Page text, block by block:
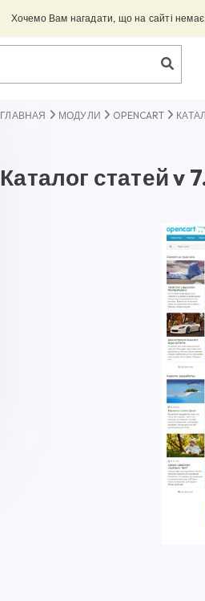
Хочемо Вам нагадати, що на сайті немає
ГЛАВНАЯ МОДУЛИ OPENCART
Каталог статей v